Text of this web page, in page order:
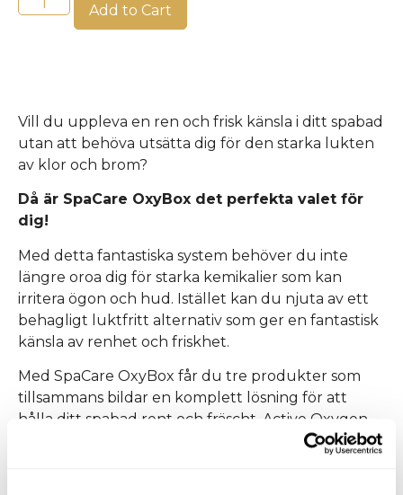
Add to Cart
Vill du uppleva en ren och frisk känsla i ditt spabad
utan att behöva utsätta dig för den starka lukten
av klor och brom?
Då är SpaCare OxyBox det perfekta valet för
dig!
Med detta fantastiska system behöver du inte
längre oroa dig för starka kemikalier som kan
irritera ögon och hud. Istället kan du njuta av ett
behagligt luktfritt alternativ som ger en fantastisk
känsla av renhet och friskhet.
Med SpaCare OxyBox får du tre produkter som
tillsammans bildar en komplett lösning för att
hålla ditt spabad rent och fräscht. Active Oxygen
Granular och Oxy Plus Activator Liquid arbetar